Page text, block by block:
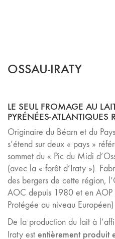
OSSAU-IRATY
LE SEUL FROMAGE AU
PYRÉNÉES-
Originaire du Béarn et du
s’étend sur deux « pays »
sommet du « Pic du Midi
(avec la « forêt d’Iraty »).
des bergers de cette région,
AOC depuis 1980 et en AOP
Protégée au niveau
De la production du lait à
Iraty est entièrement produit